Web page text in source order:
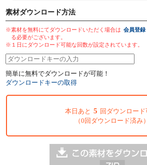
素材ダウンロード方法
※素材を無料にてダウンロードいただく場合は 会員登録
る必要がございます。
※１日にダウンロード可能な回数が設定されています。
簡単に無料でダウンロードが可能！
ダウンロードキーの取得
本日あと 5 回ダウンロード
（0回ダウンロード済み）